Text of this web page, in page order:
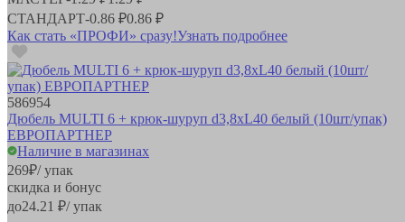
СТАНДАРТ-0.86 ₽0.86 ₽
Как стать «ПРОФИ» сразу!Узнать подробнее
586954
Дюбель MULTI 6 + крюк-шуруп d3,8хL40 белый (10шт/упак)
ЕВРОПАРТНЕР
Наличие в магазинах
269₽/ упак
скидка и бонус
до24.21 ₽/ упак